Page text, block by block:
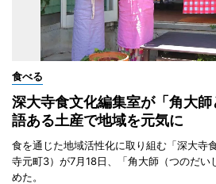
食べる
深大寺食文化編集室が「角大
語ある土産で地域を元気に
食を通じた地域活性化に取り組む「深大寺
寺元町3）が7月18日、「角大師（つのだい
めた。